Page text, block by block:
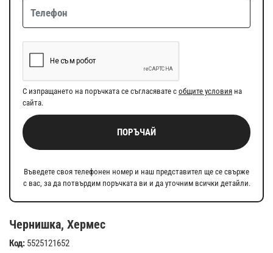
Чернишка, Хермес
Код: 5525121652
С изпращането на поръчката се съгласявате с общите условия на
сайта.
ПОРЪЧАЙ
Въведете своя телефонен номер и наш представител ще се свърже
с вас, за да потвърдим поръчката ви и да уточним всички детайли.